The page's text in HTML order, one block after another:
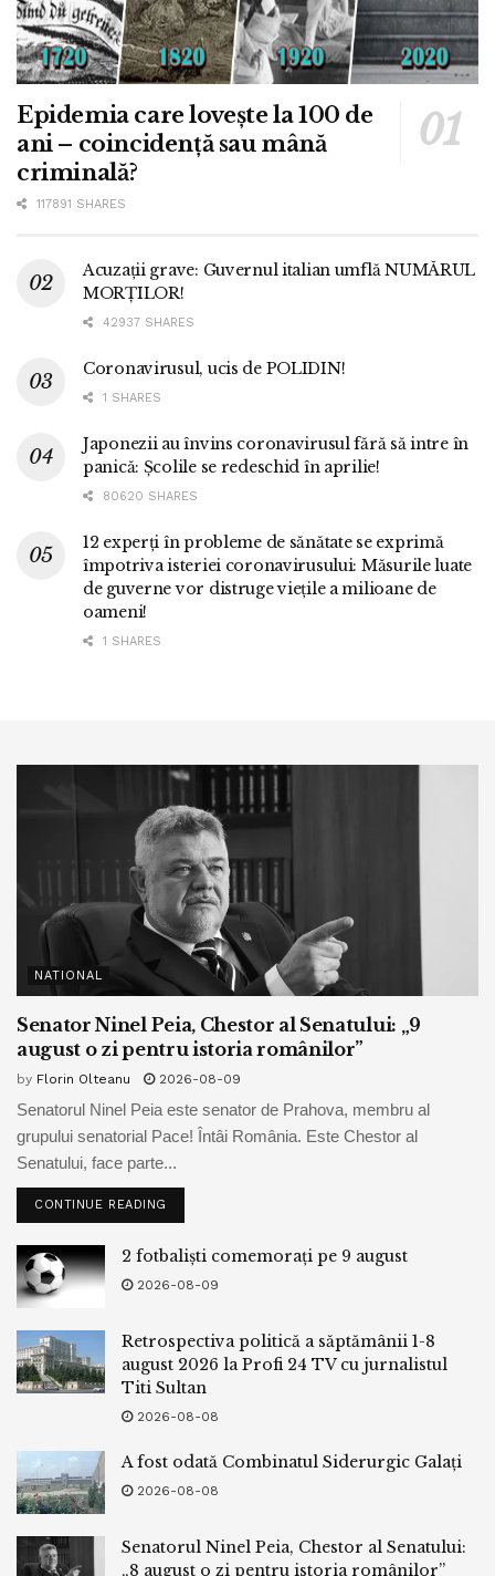
Epidemia care lovește la 100 de
ani – coincidență sau mână
criminală?
117891 SHARES
Acuzații grave: Guvernul italian umflă NUMĂRUL
MORȚILOR!
42937 SHARES
Coronavirusul, ucis de POLIDIN!
1 SHARES
Japonezii au învins coronavirusul fără să intre în
panică: Școlile se redeschid în aprilie!
80620 SHARES
12 experți în probleme de sănătate se exprimă
împotriva isteriei coronavirusului: Măsurile luate
de guverne vor distruge viețile a milioane de
oameni!
1 SHARES
NATIONAL
Senator Ninel Peia, Chestor al Senatului: „9
august o zi pentru istoria românilor”
by Florin Olteanu 2026-08-09
Senatorul Ninel Peia este senator de Prahova, membru al
grupului senatorial Pace! Întâi România. Este Chestor al
Senatului, face parte...
CONTINUE READING
2 fotbaliști comemorați pe 9 august
2026-08-09
Retrospectiva politică a săptămânii 1-8
august 2026 la Profi 24 TV cu jurnalistul
Titi Sultan
2026-08-08
A fost odată Combinatul Siderurgic Galați
2026-08-08
Senatorul Ninel Peia, Chestor al Senatului:
„8 august o zi pentru istoria românilor”